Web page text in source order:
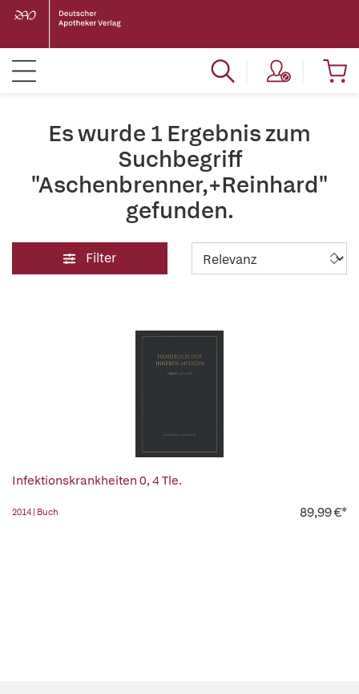
Es wurde 1 Ergebnis zum
Suchbegriff
"Aschenbrenner,+Reinhard"
gefunden.
Filter
Infektionskrankheiten 0, 4 Tle.
2014 | Buch 89,99 €*